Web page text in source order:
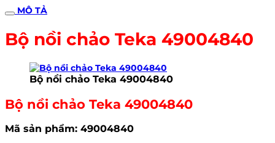
MÔ TẢ
Bộ nồi chảo Teka 49004840
Bộ nồi chảo Teka 49004840
Bộ nồi chảo Teka 49004840
Mã sản phẩm: 49004840